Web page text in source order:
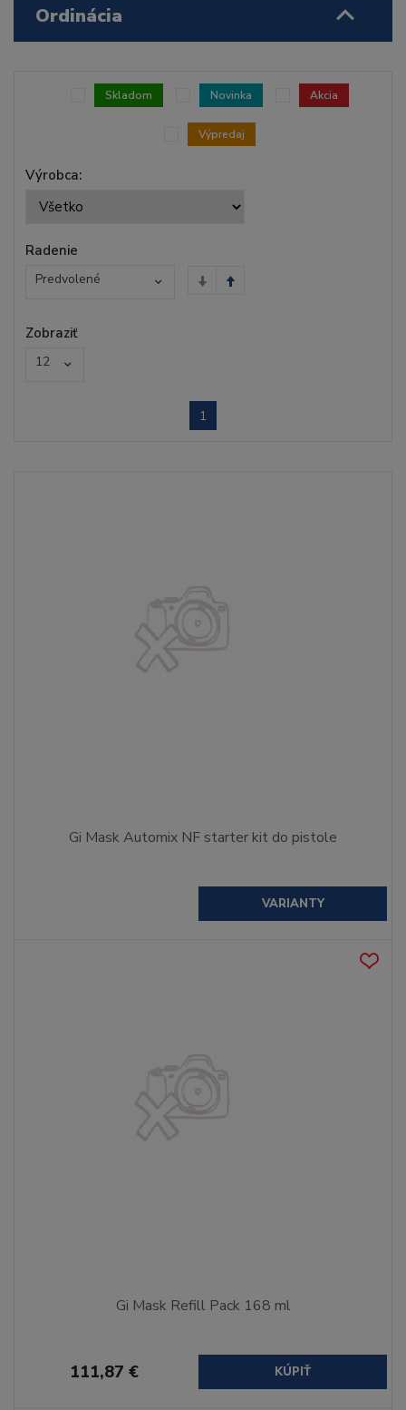
Ordinácia
Výrobca:
Skladom Novinka Akcia
Výpredaj
Radenie
Predvolené
Zobraziť
12
1
Gi Mask Automix NF starter kit do pistole
VARIANTY
Gi Mask Refill Pack 168 ml
111,87 € KÚPIŤ